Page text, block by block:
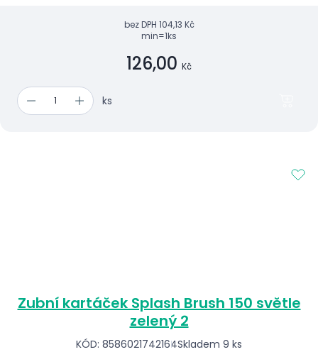
bez DPH 104,13 Kč
min=1ks
126,00 Kč
ks
Zubní kartáček Splash Brush 150 světle
zelený 2
KÓD: 8586021742164Skladem 9 ks